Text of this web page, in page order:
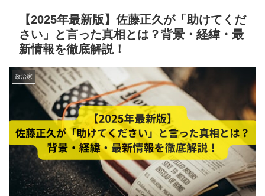
【2025年最新版】佐藤正久が「助けてくだ
さい」と言った真相とは？背景・経緯・最
新情報を徹底解説！
政治家